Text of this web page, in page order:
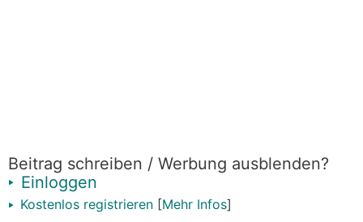
Beitrag schreiben / Werbung ausblenden?
Einloggen
Kostenlos registrieren [Mehr Infos]